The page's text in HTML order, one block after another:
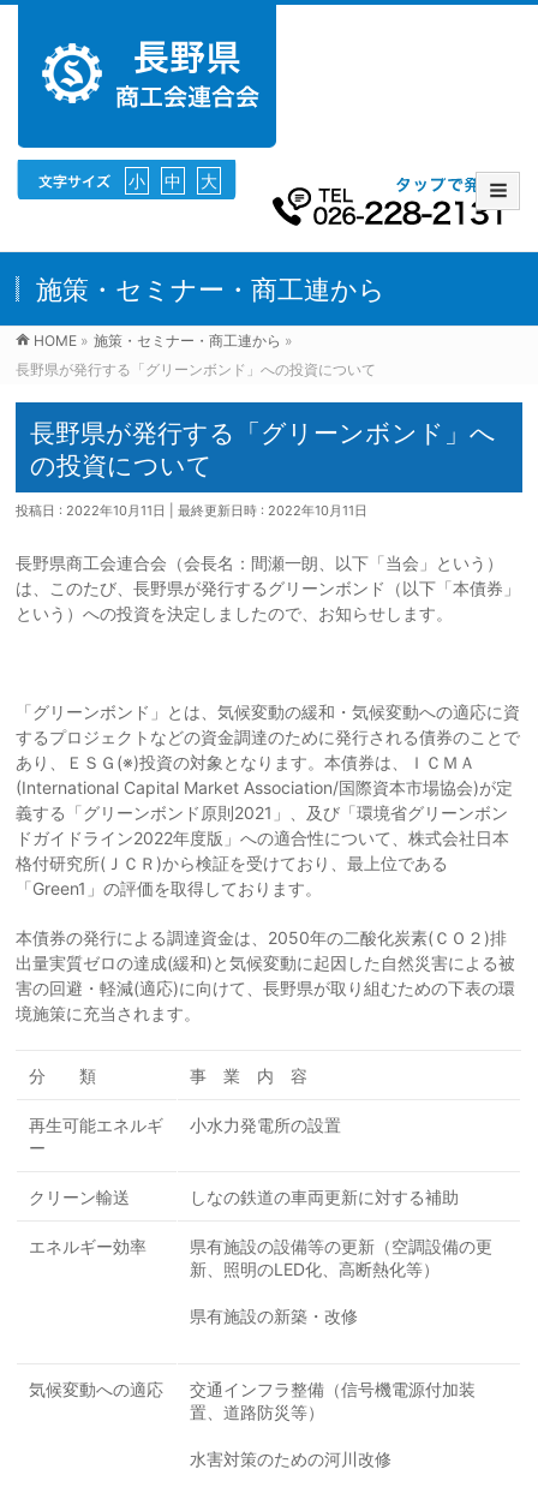
小 中 大
施策・セミナー・商工連から
HOME » 施策・セミナー・商工連から »
長野県が発行する「グリーンボンド」への投資について
長野県が発行する「グリーンボンド」へ
の投資について
投稿日 : 2022年10月11日 最終更新日時 : 2022年10月11日
長野県商工会連合会（会長名：間瀬一朗、以下「当会」という）
は、このたび、長野県が発行するグリーンボンド（以下「本債券」
という）への投資を決定しましたので、お知らせします。
「グリーンボンド」とは、気候変動の緩和・気候変動への適応に資
するプロジェクトなどの資金調達のために発行される債券のことで
あり、ＥＳＧ(※)投資の対象となります。本債券は、ＩＣＭＡ
(International Capital Market Association/国際資本市場協会)が定
義する「グリーンボンド原則2021」、及び「環境省グリーンボン
ドガイドライン2022年度版」への適合性について、株式会社日本
格付研究所(ＪＣＲ)から検証を受けており、最上位である
「Green1」の評価を取得しております。
本債券の発行による調達資金は、2050年の二酸化炭素(ＣＯ２)排
出量実質ゼロの達成(緩和)と気候変動に起因した自然災害による被
害の回避・軽減(適応)に向けて、長野県が取り組むための下表の環
境施策に充当されます。
分 類 事 業 内 容
再生可能エネルギ
ー
小水力発電所の設置
クリーン輸送 しなの鉄道の車両更新に対する補助
エネルギー効率
県有施設の設備等の更新（空調設備の更
新、照明のLED化、高断熱化等）
県有施設の新築・改修
気候変動への適応
交通インフラ整備（信号機電源付加装
置、道路防災等）
水害対策のための河川改修